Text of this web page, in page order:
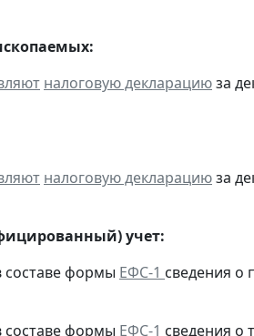
налоговую декларациюза
налоговую декларациюза
учет:
составе формы ЕФС-1 сведения о
составе формы ЕФС-1 сведения о